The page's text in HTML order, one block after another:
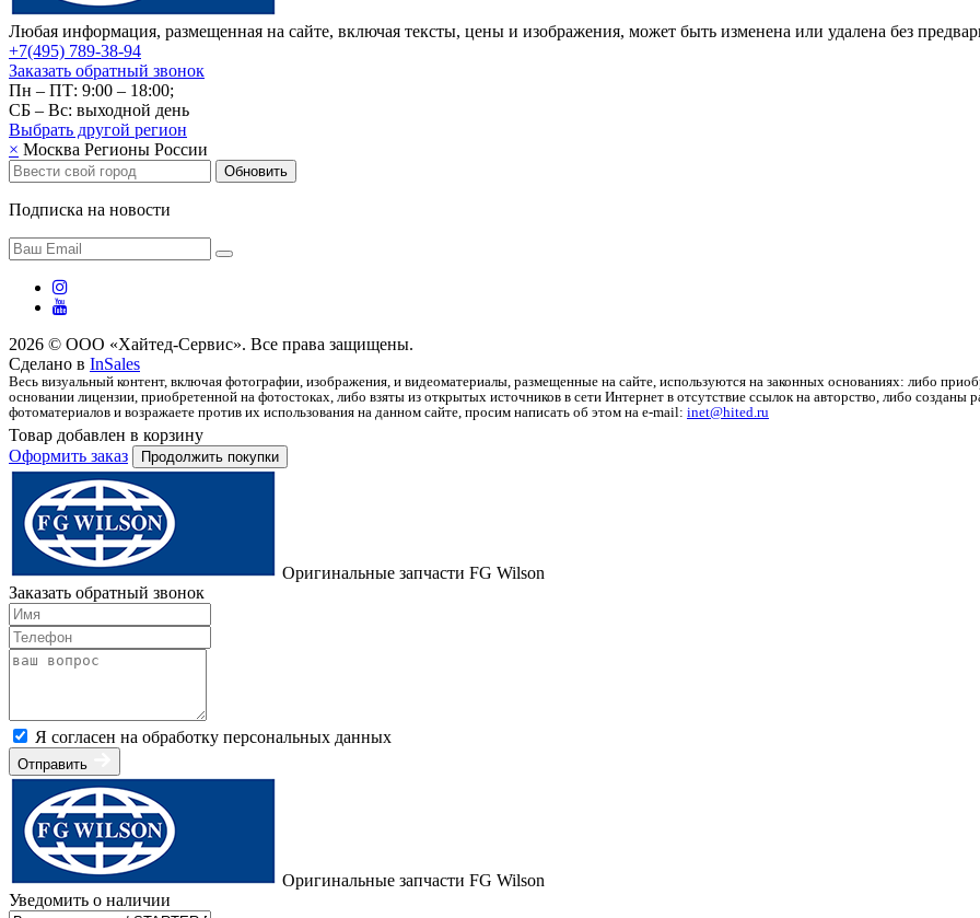
Любая информация, размещенная на сайте, включая тексты, цены и изображения, может быть изменена или удалена без
+7(495) 789-38-94
Заказать обратный звонок
Пн – ПТ: 9:00 – 18:00;
СБ – Вс: выходной день
Выбрать другой регион
× Москва Регионы России
Обновить
Подписка на новости
2026 © ООО «Хайтед-Сервис». Все права защищены.
Сделано в InSales
Весь визуальный контент, включая фотографии, изображения, и видеоматериалы, размещенные на сайте, используются на законных основаниях: либо
основании лицензии, приобретенной на фотостоках, либо взяты из открытых источников в сети Интернет в отсутствие ссылок на авторство, либо
фотоматериалов и возражаете против их использования на данном сайте, просим написать об этом на e-mail: inet@hited.ru
Товар добавлен в корзину
Оформить заказ
Продолжить покупки
Оригинальные запчасти FG Wilson
Заказать обратный звонок
Я согласен на обработку персональных данных
Отправить
Оригинальные запчасти FG Wilson
Уведомить о наличии